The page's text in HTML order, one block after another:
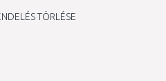
TÖRLÉSE